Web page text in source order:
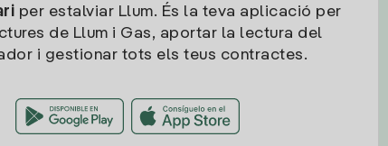
per estalviar Llum. És la teva aplicació per
de Llum i Gas, aportar la lectura del
i gestionar tots els teus contractes.